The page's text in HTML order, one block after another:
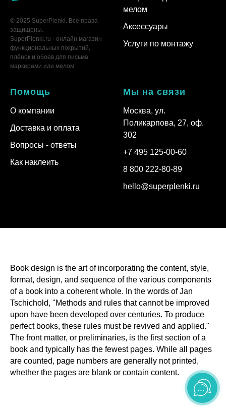
© 2025 SuperPlenki. Все права
защищены.
SuperPlenki.ru - онлайн магазин
функциональных покрытий,
плёнок и обоев для письма
маркерами или мелом.
мелом
Аксессуары
Услуги по монтажу
Помощь
О компании
Доставка и оплата
Вопросы - ответы
Как наклеить
Мы на связи
Москва, ул.
Поликарпова, 27, оф.
302
+7 495 125-00-60
8 800 222-80-89
hello@superplenki.ru
Book design is the art of incorporating the content, style,
format, design, and sequence of the various components
of a book into a coherent whole. In the words of Jan
Tschichold, "Methods and rules that cannot be improved
upon have been developed over centuries. To produce
perfect books, these rules must be revived and applied."
The front matter, or preliminaries, is the first section of a
book and typically has the fewest pages. While all pages
are counted, page numbers are generally not printed,
whether the pages are blank or contain content.